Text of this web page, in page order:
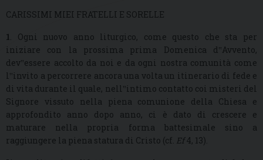
CARISSIMI MIEI FRATELLI E SORELLE
1. Ogni nuovo anno liturgico, come questo che sta per
iniziare con la prossima prima Domenica d‟Avvento,
dev‟essere accolto da noi e da ogni nostra comunità come
l‟invito a percorrere ancora una volta un itinerario di fede e
di vita durante il quale, nell‟intimo contatto coi misteri del
Signore vissuto nella piena comunione della Chiesa e
approfondito anno dopo anno, ci è dato di crescere e
maturare nella propria forma battesimale sino a
raggiungere la piena statura di Cristo (cf. Ef 4, 13).